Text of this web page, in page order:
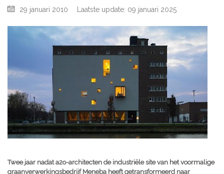
29 januari 2010 Laatste update: 09 januari 2025
Twee jaar nadat a2o-architecten de industriële site van het voormalige
graanverwerkingsbedrijf Meneba heeft getransformeerd naar